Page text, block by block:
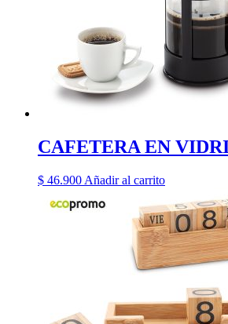
CAFETERA EN
$ 46.900 Añadir al carrito